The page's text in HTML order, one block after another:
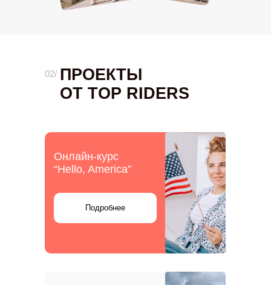
ПРОЕКТЫ
ОТ TOP RIDERS
02/
Онлайн-курс
“Hello, America”
Подробнее